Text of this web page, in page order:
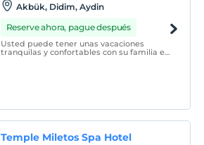
Akbük, Didim, Aydin
Reserve ahora, pague después
Usted puede tener unas vacaciones
tranquilas y confortables con su familia en
Temple Miletos Spa Hotel